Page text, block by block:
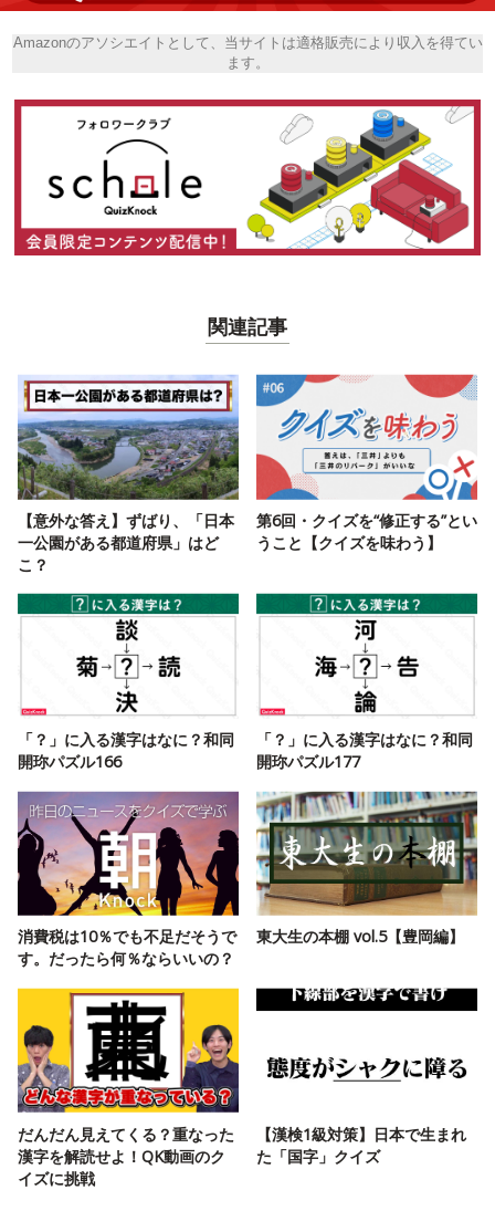
Amazonのアソシエイトとして、当サイトは適格販売により収入を得てい
ます。
関連記事
【意外な答え】ずばり、「日本
一公園がある都道府県」はど
こ？
第6回・クイズを“修正する”とい
うこと【クイズを味わう】
「？」に入る漢字はなに？和同
開珎パズル166
「？」に入る漢字はなに？和同
開珎パズル177
消費税は10％でも不足だそうで
す。だったら何％ならいいの？
東大生の本棚 vol.5【豊岡編】
だんだん見えてくる？重なった
漢字を解読せよ！QK動画のク
イズに挑戦
【漢検1級対策】日本で生まれ
た「国字」クイズ